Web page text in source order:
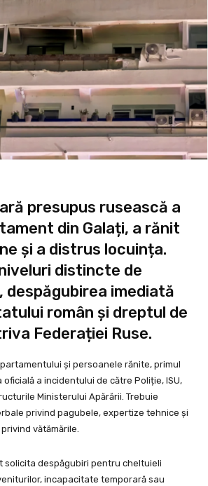
presupus rusească a
din Galați, a rănit
și a distrus locuința.
distincte de
despăgubirea imediată
român și dreptul de
Federației Ruse.
și persoanele rănite, primul
a incidentului de către Poliție, ISU,
Ministerului Apărării. Trebuie
privind pagubele, expertize tehnice și
vătămările.
solicita despăgubiri pentru cheltuieli
incapacitate temporară sau